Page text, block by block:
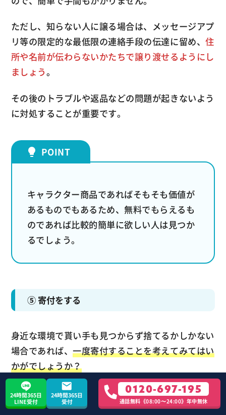
ただし、知らない人に譲る場合は、メッセージアプ
リ等の限定的な最低限の連絡手段の伝達に留め、住
所や名前が伝わらないかたちで譲り渡せるようにし
ましょう。
その後のトラブルや返品などの問題が起きないよう
に対処することが重要です。
キャラクター商品であればそもそも価値が
あるものでもあるため、無料でもらえるも
のであれば比較的簡単に欲しい人は見つか
るでしょう。
⑤ 寄付をする
身近な環境で貰い手も見つからず捨てるかしかない
場合であれば、一度寄付することを考えてみてはい
かがでしょうか？
喜んで使ってくれる人がいるならば、誰かに譲りた
いと考えている人も多いでしょう。まだ状態が良く
24時間365日
LINE受付
24時間365日
受付
0120-697-195
通話無料《08:00〜24:00》年中無休